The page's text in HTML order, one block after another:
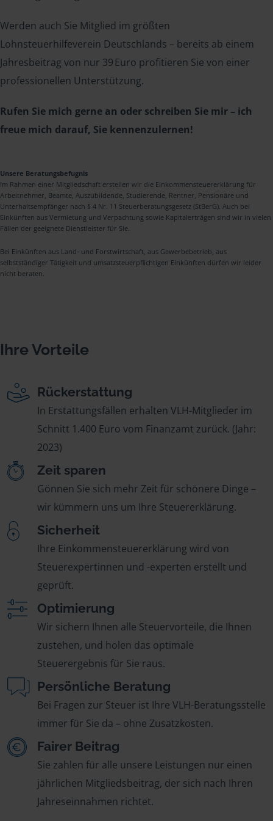
Werden auch Sie Mitglied im größten
Lohnsteuerhilfeverein Deutschlands – bereits ab einem
Jahresbeitrag von nur 39 Euro profitieren Sie von einer
professionellen Unterstützung.
Rufen Sie mich gerne an oder schreiben Sie mir – ich
freue mich darauf, Sie kennenzulernen!
Unsere Beratungsbefugnis
Im Rahmen einer Mitgliedschaft erstellen wir die Einkommensteuererklärung für
Arbeitnehmer, Beamte, Auszubildende, Studierende, Rentner, Pensionäre und
Unterhaltsempfänger nach § 4 Nr. 11 Steuerberatungsgesetz (StBerG). Auch bei
Einkünften aus Vermietung und Verpachtung sowie Kapitalerträgen sind wir in vielen
Fällen der geeignete Dienstleister für Sie.
Bei Einkünften aus Land- und Forstwirtschaft, aus Gewerbebetrieb, aus
selbstständiger Tätigkeit und umsatzsteuerpflichtigen Einkünften dürfen wir leider
nicht beraten.
Ihre Vorteile
Rückerstattung
In Erstattungsfällen erhalten VLH-Mitglieder im
Schnitt 1.400 Euro vom Finanzamt zurück. (Jahr:
2023)
Zeit sparen
Gönnen Sie sich mehr Zeit für schönere Dinge –
wir kümmern uns um Ihre Steuererklärung.
Sicherheit
Ihre Einkommensteuererklärung wird von
Steuerexpertinnen und -experten erstellt und
geprüft.
Optimierung
Wir sichern Ihnen alle Steuervorteile, die Ihnen
zustehen, und holen das optimale
Steuerergebnis für Sie raus.
Persönliche Beratung
Bei Fragen zur Steuer ist Ihre VLH-Beratungsstelle
immer für Sie da – ohne Zusatzkosten.
Fairer Beitrag
Sie zahlen für alle unsere Leistungen nur einen
jährlichen Mitgliedsbeitrag, der sich nach Ihren
Jahreseinnahmen richtet.